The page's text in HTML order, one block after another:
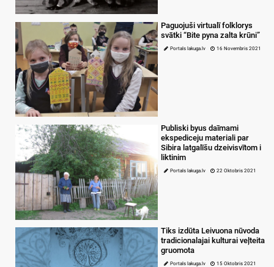
Paguojuši virtualī folklorys
svātki “Bite pyna zalta krūni”
Portals lakuga.lv 16 Novembris 2021
Publiski byus daīmami
ekspediceju materiali par
Sibira latgalīšu dzeivisvītom i
liktinim
Portals lakuga.lv 22 Oktobris 2021
Tiks izdūta Leivuona nūvoda
tradicionalajai kulturai veļteita
gruomota
Portals lakuga.lv 15 Oktobris 2021